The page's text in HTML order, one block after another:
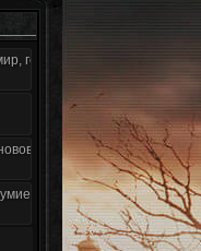
геймплей и сюжет | Разбор
и отвага